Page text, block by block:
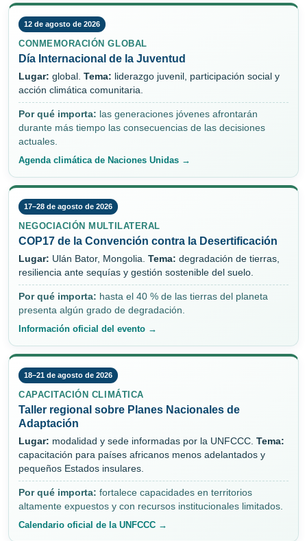
12 de agosto de 2026
CONMEMORACIÓN GLOBAL
Día Internacional de la Juventud
Lugar: global. Tema: liderazgo juvenil, participación social y
acción climática comunitaria.
Por qué importa: las generaciones jóvenes afrontarán
durante más tiempo las consecuencias de las decisiones
actuales.
Agenda climática de Naciones Unidas →
17–28 de agosto de 2026
NEGOCIACIÓN MULTILATERAL
COP17 de la Convención contra la Desertificación
Lugar: Ulán Bator, Mongolia. Tema: degradación de tierras,
resiliencia ante sequías y gestión sostenible del suelo.
Por qué importa: hasta el 40 % de las tierras del planeta
presenta algún grado de degradación.
Información oficial del evento →
18–21 de agosto de 2026
CAPACITACIÓN CLIMÁTICA
Taller regional sobre Planes Nacionales de
Adaptación
Lugar: modalidad y sede informadas por la UNFCCC. Tema:
capacitación para países africanos menos adelantados y
pequeños Estados insulares.
Por qué importa: fortalece capacidades en territorios
altamente expuestos y con recursos institucionales limitados.
Calendario oficial de la UNFCCC →